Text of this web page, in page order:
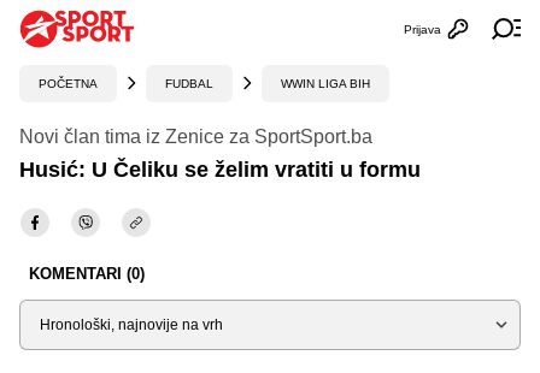
Otvori
Prijava
POČETNA FUDBAL WWIN LIGA BIH
Novi član tima iz Zenice za SportSport.ba
Husić: U Čeliku se želim vratiti u formu
KOMENTARI (0)
Sortiraj